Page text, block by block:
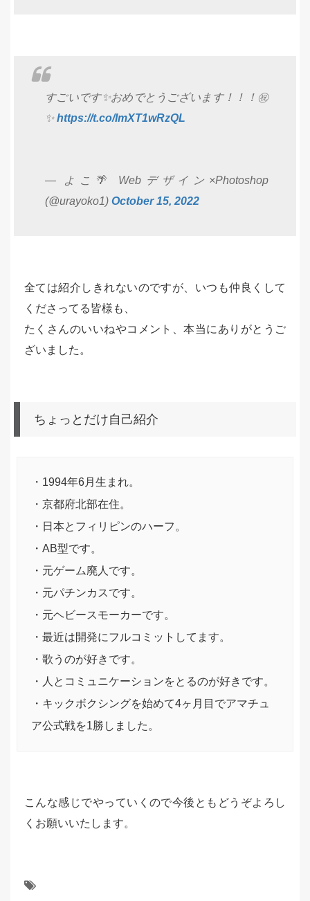
すごいです✨おめでとうございます！！！㊗
✨https://t.co/ImXT1wRzQL
— よこ🌴 Webデザイン×Photoshop
(@urayoko1) October 15, 2022
全ては紹介しきれないのですが、いつも仲良くして
くださってる皆様も、
たくさんのいいねやコメント、本当にありがとうご
ざいました。
ちょっとだけ自己紹介
・1994年6月生まれ。
・京都府北部在住。
・日本とフィリピンのハーフ。
・AB型です。
・元ゲーム廃人です。
・元パチンカスです。
・元ヘビースモーカーです。
・最近は開発にフルコミットしてます。
・歌うのが好きです。
・人とコミュニケーションをとるのが好きです。
・キックボクシングを始めて4ヶ月目でアマチュ
ア公式戦を1勝しました。
こんな感じでやっていくので今後ともどうぞよろし
くお願いいたします。